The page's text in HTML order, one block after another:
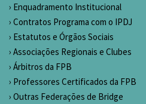
Enquadramento Institucional
Contratos Programa com o IPDJ
Estatutos e Órgãos Sociais
Associações Regionais e Clubes
Árbitros da FPB
Professores Certificados da FPB
Outras Federações de Bridge